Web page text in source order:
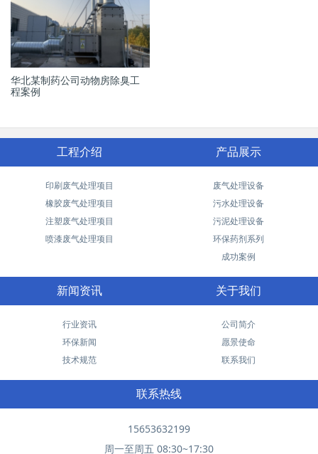
华北某制药公司动物房除臭工
程案例
工程介绍
印刷废气处理项目
橡胶废气处理项目
注塑废气处理项目
喷漆废气处理项目
产品展示
废气处理设备
污水处理设备
污泥处理设备
环保药剂系列
成功案例
新闻资讯
行业资讯
环保新闻
技术规范
关于我们
公司简介
愿景使命
联系我们
联系热线
15653632199
周一至周五 08:30~17:30